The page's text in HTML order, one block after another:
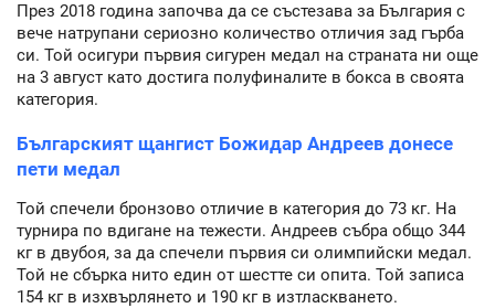
През 2018 година започва да се състезава за България с
вече натрупани сериозно количество отличия зад гърба
си. Той осигури първия сигурен медал на страната ни още
на 3 август като достига полуфиналите в бокса в своята
категория.
Българският щангист Божидар Андреев донесе
пети медал
Той спечели бронзово отличие в категория до 73 кг. На
турнира по вдигане на тежести. Андреев събра общо 344
кг в двубоя, за да спечели първия си олимпийски медал.
Той не сбърка нито един от шестте си опита. Той записа
154 кг в изхвърлянето и 190 кг в изтласкването.